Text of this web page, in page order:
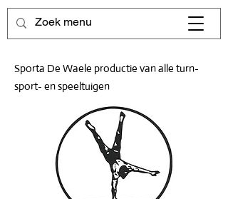
Sporta De Waele productie van alle turn-
sport- en speeltuigen